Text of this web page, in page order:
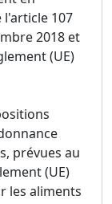
l'article 107
2018 et
(UE)
prévues au
(UE)
les aliments